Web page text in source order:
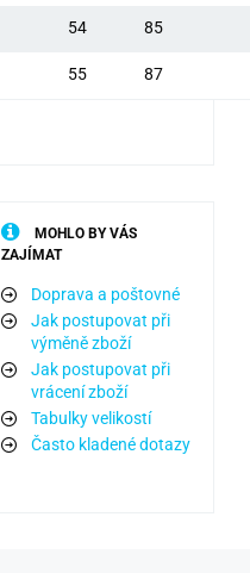
54 85
55 87
MOHLO BY VÁS
ZAJÍMAT
Doprava a poštovné
Jak postupovat při
výměně zboží
Jak postupovat při
vrácení zboží
Tabulky velikostí
Často kladené dotazy